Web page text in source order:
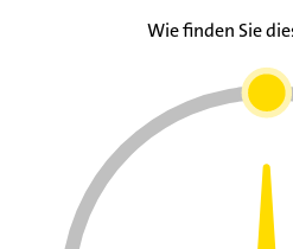
Wie finden Sie